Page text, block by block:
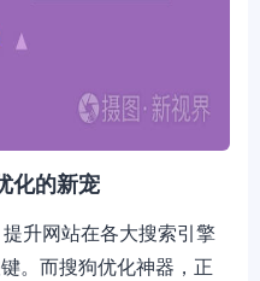
化的新宠
升网站在各大搜索引擎
。而搜狗优化神器，正